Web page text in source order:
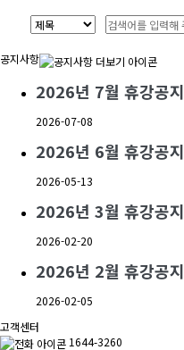
공지사항
2026년 7월 휴강공지
2026-07-08
2026년 6월 휴강공지
2026-05-13
2026년 3월 휴강공지
2026-02-20
2026년 2월 휴강공지
2026-02-05
고객센터
1644-3260